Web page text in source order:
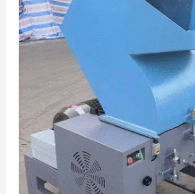
Powerful
Crushers:
Transforming
Valuable
Resources